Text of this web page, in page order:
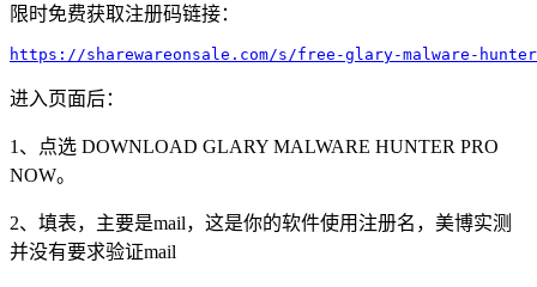
限时免费获取注册码链接：
https://sharewareonsale.com/s/free-glary-malware-
进入页面后：
1、点选 DOWNLOAD GLARY MALWARE HUNTER PRO
NOW。
2、填表，主要是mail，这是你的软件使用注册名，美博实测
并没有要求验证mail